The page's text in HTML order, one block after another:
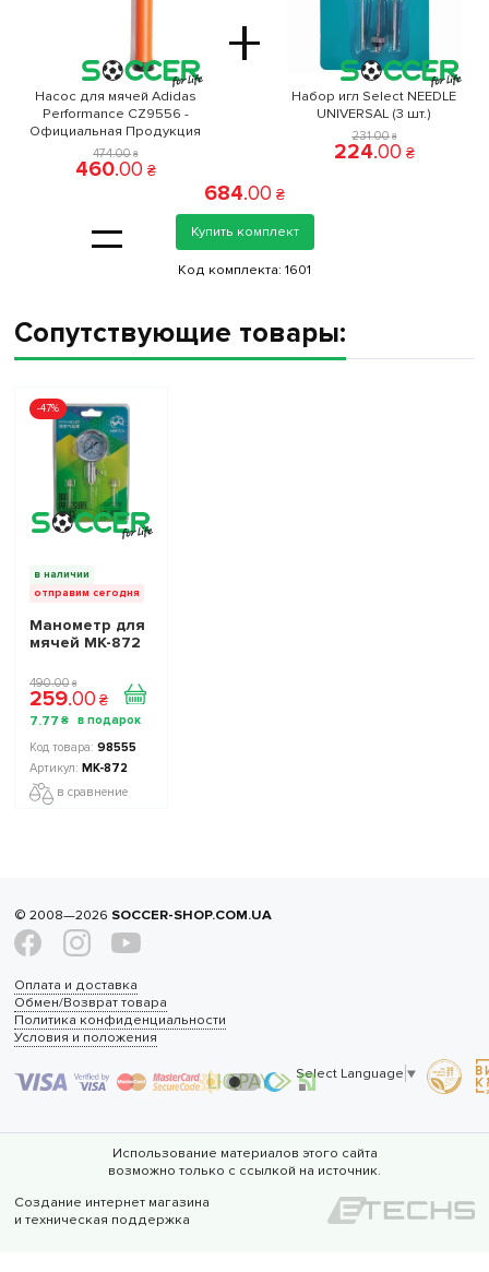
+
Насос для мячей Adidas
Performance CZ9556 -
Официальная Продукция
474.00 ₴
460.00 ₴
Набор игл Select NEEDLE
UNIVERSAL (3 шт.)
231.00 ₴
224.00 ₴
=
684.00 ₴
Купить комплект
Код комплекта:1601
Сопутствующие товары:
-47%
в наличии
отправим сегодня
Манометр для
мячей МК-872
490.00 ₴
259.00 ₴
7.77 ₴
98555
МК-872
в сравнение
© 2008—2026 SOCCER-SHOP.COM.UA
Оплата и доставка
Обмен/Возврат товара
Политика конфиденциальности
Условия и положения
Select Language ▼
Использование материалов этого сайта
возможно только с ссылкой на источник.
Создание интернет магазина
и техническая поддержка